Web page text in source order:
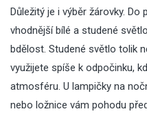
Důležitý je i výběr žárovky. Do
vhodnější bílé a studené
bdělost. Studené světlo tolik
využijete spíše k odpočinku,
atmosféru. U lampičky na
nebo ložnice vám pohodu